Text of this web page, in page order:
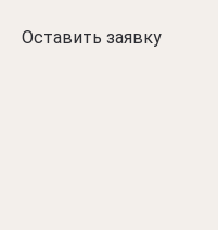
Оставить заявку